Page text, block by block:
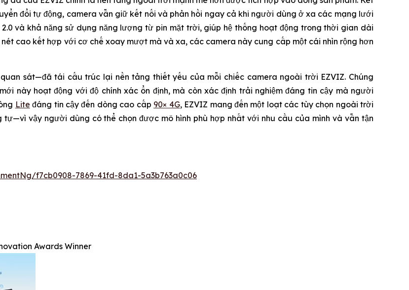
đổi tự động, camera vẫn giữ kết nối và phản hồi ngay cả khi người dùng ở xa các mạng lưới
và khả năng sử dụng năng lượng từ pin mặt trời, giúp hệ thống hoạt động trong thời gian dài
cao kết hợp với cơ chế xoay mượt mà và xa, các camera này cung cấp một cái nhìn rộng hơn
sát—đã tái cấu trúc lại nền tảng thiết yếu của mỗi chiếc camera ngoài trời EZVIZ. Chúng
này hoạt động với độ chính xác ổn định, mà còn xác định trải nghiệm đáng tin cậy mà người
Lite đáng tin cậy đến dòng cao cấp 90× 4G, EZVIZ mang đến một loạt các tùy chọn ngoài trời
vậy người dùng có thể chọn được mô hình phù hợp nhất với nhu cầu của mình và vẫn tận
f7cb0908-7869-41fd-8da1-5a3b763a0c06
Awards Winner